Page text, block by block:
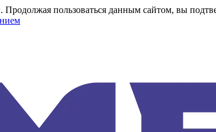
пользоваться данным сайтом, вы